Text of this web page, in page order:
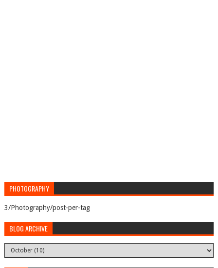
PHOTOGRAPHY
3/Photography/post-per-tag
BLOG ARCHIVE